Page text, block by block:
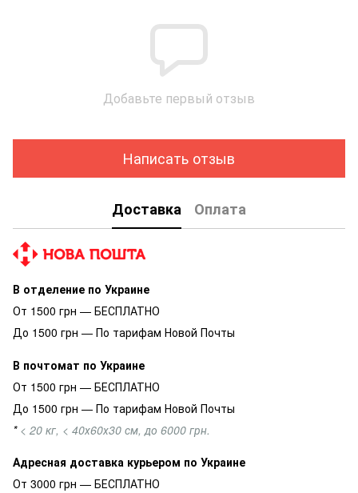
Добавьте первый отзыв
Написать отзыв
Доставка Оплата
В отделение по Украине
От 1500 грн — БЕСПЛАТНО
До 1500 грн — По тарифам Новой Почты
В почтомат по Украине
От 1500 грн — БЕСПЛАТНО
До 1500 грн — По тарифам Новой Почты
* < 20 кг, < 40х60х30 см, до 6000 грн.
Адресная доставка курьером по Украине
От 3000 грн — БЕСПЛАТНО